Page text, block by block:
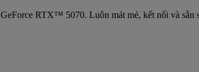
GeForce RTX™ 5070. Luôn mát mẻ, kết nối và sẵn